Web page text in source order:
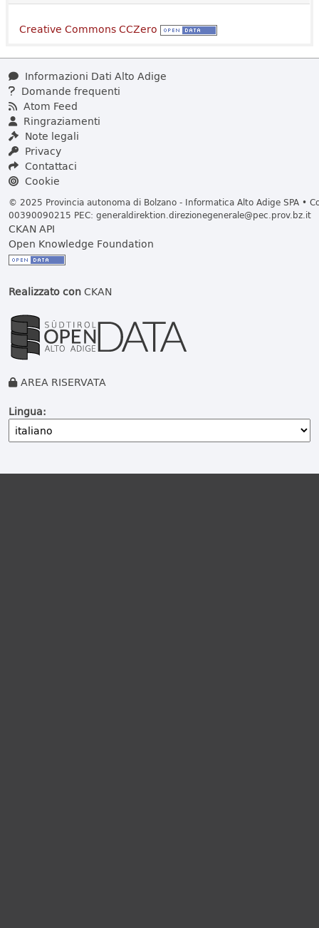
Creative Commons CCZero
Informazioni Dati Alto Adige
Domande frequenti
Atom Feed
Ringraziamenti
Note legali
Privacy
Contattaci
Cookie
© 2025 Provincia autonoma di Bolzano - Informatica Alto Adige SPA •
00390090215 PEC: generaldirektion.direzionegenerale@pec.prov.bz.it
CKAN API
Open Knowledge Foundation
Realizzato conCKAN
AREA RISERVATA
Lingua